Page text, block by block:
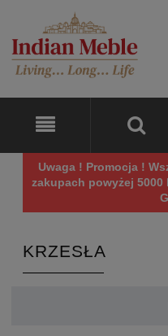
Uwaga ! Promocja !
zakupach powyżej 5000
KRZESŁA